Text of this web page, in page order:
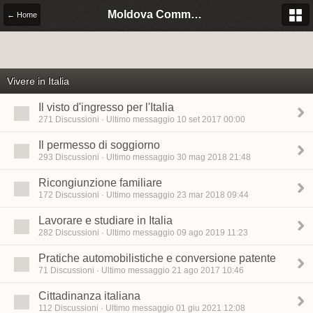
← Home Moldova Community Italia
Vivere in Italia
Il visto d'ingresso per l'Italia
271 Discussioni · Ultimo messaggio 10 set 2017 00:00
Il permesso di soggiorno
293 Discussioni · Ultimo messaggio 30 mag 2018 21:48
Ricongiunzione familiare
172 Discussioni · Ultimo messaggio 23 mar 2018 09:44
Lavorare e studiare in Italia
282 Discussioni · Ultimo messaggio 09 ago 2019 11:23
Pratiche automobilistiche e conversione patente
71 Discussioni · Ultimo messaggio 21 ago 2017 10:46
Cittadinanza italiana
112 Discussioni · Ultimo messaggio 01 giu 2021 12:08